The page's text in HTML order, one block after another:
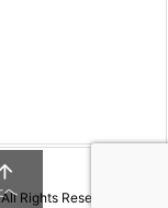
Rights Reserved.
へ